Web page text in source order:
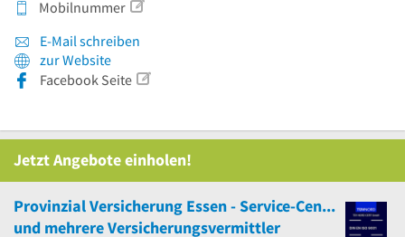
Mobilnummer
E-Mail schreiben
zur Website
Facebook Seite
Jetzt Angebote einholen!
Provinzial Versicherung Essen - Service-Center Jochem Heeder
und mehrereVersicherungsvermittler